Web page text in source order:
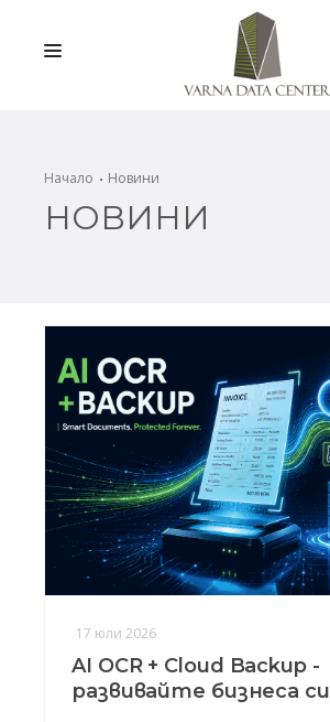
ПРОМОЦИИ
Начало Новини
НОВИНИ
17 юли 2026
AI OCR + Cloud Backup -
развивайте бизнеса си